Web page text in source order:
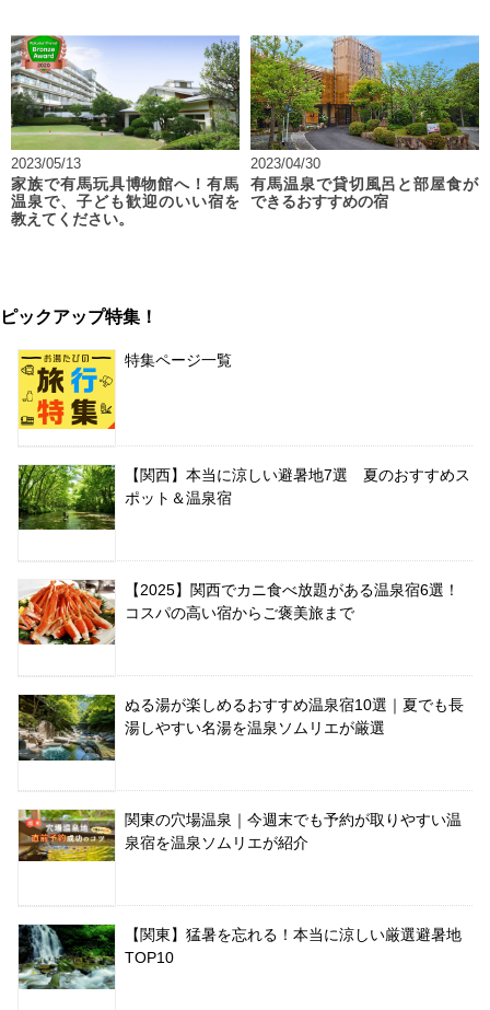
2023/05/13
家族で有馬玩具博物館へ！有馬
温泉で、子ども歓迎のいい宿を
教えてください。
2023/04/30
有馬温泉で貸切風呂と部屋食が
できるおすすめの宿
ピックアップ特集！
特集ページ一覧
【関西】本当に涼しい避暑地7選 夏のおすすめス
ポット＆温泉宿
【2025】関西でカニ食べ放題がある温泉宿6選！
コスパの高い宿からご褒美旅まで
ぬる湯が楽しめるおすすめ温泉宿10選｜夏でも長
湯しやすい名湯を温泉ソムリエが厳選
関東の穴場温泉｜今週末でも予約が取りやすい温
泉宿を温泉ソムリエが紹介
【関東】猛暑を忘れる！本当に涼しい厳選避暑地
TOP10